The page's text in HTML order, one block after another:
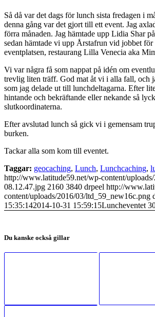
Så då var det dags för lunch sista fredagen i
denna gång var det gjort till ett event. Jag
förra månaden. Jag hämtade upp Lidia Shar
sedan hämtade vi upp Årstafrun vid jobbet
eventplatsen, restaurang Lilla Venecia aka
Vi var några få som nappat på idén om
trevlig liten träff. God mat åt vi i alla fall, och
som jag delade ut till lunchdeltagarna. Efter
hintande och bekräftande eller nekande så
slutkoordinaterna.
Efter avslutad lunch så gick vi i gemensam
burken.
Tackar alla som kom till eventet.
Taggar: geocaching, Lunch, Lunchcaching,
http://www.latitude59.net/wp-content/
08.12.47.jpg 2160 3840 drpeel http://
content/uploads/2016/03/ltd_59_new16c.png
15:35:142014-10-31 15:59:15Luncheventet
Du kanske också gillar